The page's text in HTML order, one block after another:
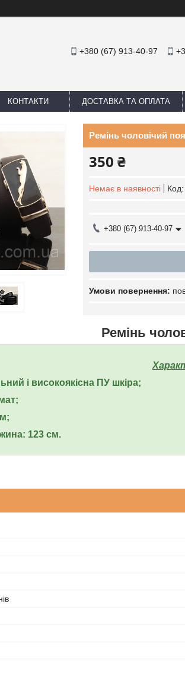
+380 (67) 913-40-97
КОНТАКТИ ДОСТАВКА ТА ОПЛАТА
Ремінь чоловічий
350 ₴
Немає в наявності Код:
+380 (67) 913-40-97
Ремінь
і високоякісна ПУ шкіра;
123 см.